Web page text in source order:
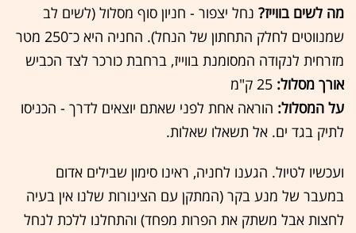
מה לשים בווייז? נחל יצפור - חניון סוף מסלול (לשים לב
שמנווטים לחלק התחתון של הנחל). החניה היא כ־250 מטר
מזרחית לנקודה המסומנת בווייז, ברחבת כורכר לצד הכביש
אורך מסלול:
על המסלול: הוראה אחת לפני שאתם יוצאים לדרך - הכניסו
לתיק בגד ים. אל תשאלו שאלות.
ועכשיו לטיול. הגענו לחניה, ראינו סימון שבילים אדום
במעבר של מנע בקר (המתקן עם הצינורות שלנו אין בעיה
לחצות אבל משתק את הפרות מפחד) והתחלנו ללכת לנחל